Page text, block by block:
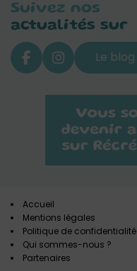
Suivez nos
actualités sur
Le blog
Accueil
Mentions légales
Politique de confidentialité
Qui sommes-nous ?
Partenaires